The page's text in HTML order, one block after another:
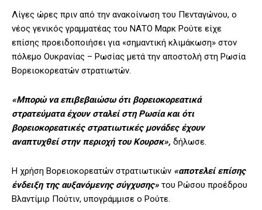
Λίγες ώρες πριν από την ανακοίνωση του Πενταγώνου, ο
νέος γενικός γραμματέας του ΝΑΤΟ Μαρκ Ρούτε είχε
επίσης προειδοποιήσει για «σημαντική κλιμάκωση» στον
πόλεμο Ουκρανίας – Ρωσίας μετά την αποστολή στη Ρωσία
Βορειοκορεατών στρατιωτών.
«Μπορώ να επιβεβαιώσω ότι βορειοκορεατικά
στρατεύματα έχουν σταλεί στη Ρωσία και ότι
βορειοκορεατικές στρατιωτικές μονάδες έχουν
αναπτυχθεί στην περιοχή του Κουρσκ», δήλωσε.
Η χρήση Βορειοκορεατών στρατιωτικών «αποτελεί επίσης
ένδειξη της αυξανόμενης σύγχυσης» του Ρώσου προέδρου
Βλαντίμιρ Πούτιν, υπογράμμισε ο Ρούτε.